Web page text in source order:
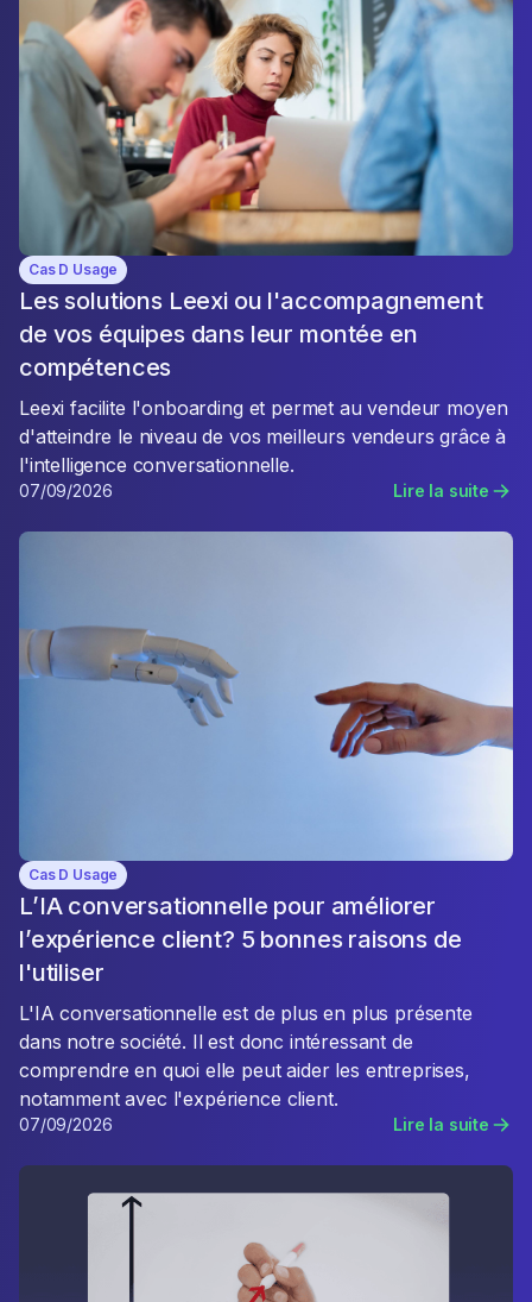
Cas D Usage
Les solutions Leexi ou l'accompagnement
de vos équipes dans leur montée en
compétences
Leexi facilite l'onboarding et permet au vendeur moyen
d'atteindre le niveau de vos meilleurs vendeurs grâce à
l'intelligence conversationnelle.
07/09/2026 Lire la suite
Cas D Usage
L’IA conversationnelle pour améliorer
l’expérience client? 5 bonnes raisons de
l'utiliser
L'IA conversationnelle est de plus en plus présente
dans notre société. Il est donc intéressant de
comprendre en quoi elle peut aider les entreprises,
notamment avec l'expérience client.
07/09/2026 Lire la suite